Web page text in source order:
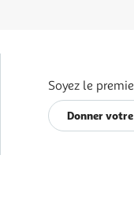
Soyez le
Donner